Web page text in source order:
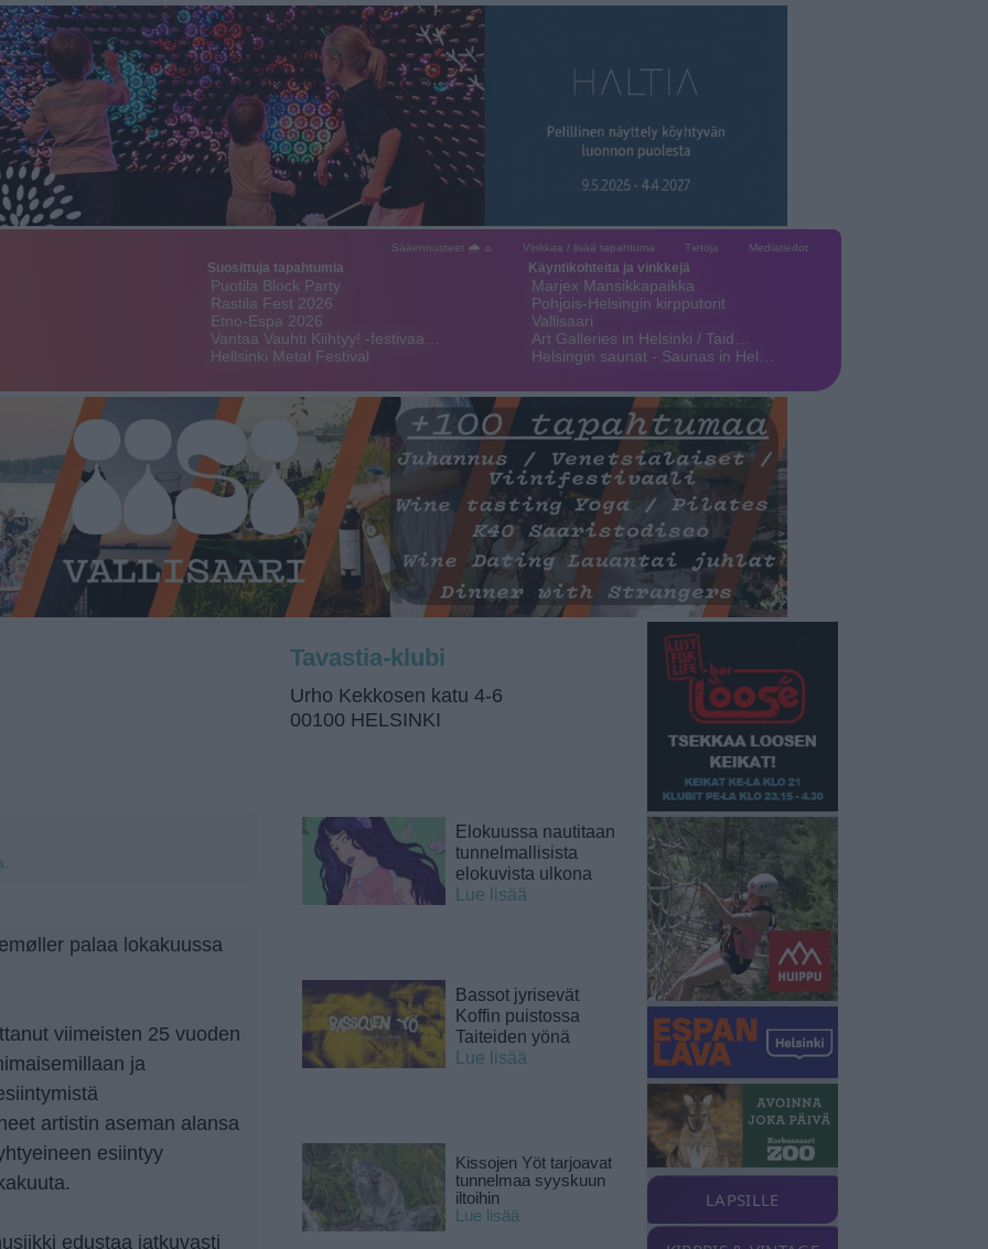
Sääennusteet 🌧 ☼ Vinkkaa / lisää tapahtuma Tietoja Mediatiedot
Suosittuja tapahtumia
Puotila Block Party
Rastila Fest 2026
Etno-Espa 2026
Vantaa Vauhti Kiihtyy! -festivaa…
Hellsinki Metal Festival
Käyntikohteita ja vinkkejä
Marjex Mansikkapaikka
Pohjois-Helsingin kirpputorit
Vallisaari
Art Galleries in Helsinki / Taid…
Helsingin saunat - Saunas in Hel…
palaa lokakuussa
viimeisten 25 vuoden
ja
artistin aseman alansa
esiintyy
edustaa jatkuvasti
Tavastia-klubi
Urho Kekkosen katu 4-6
00100 HELSINKI
Elokuussa nautitaan
tunnelmallisista
elokuvista ulkona
Lue lisää
Bassot jyrisevät
Koffin puistossa
Taiteiden yönä
Lue lisää
Kissojen Yöt tarjoavat
tunnelmaa syyskuun
iltoihin
Lue lisää
LAPSILLE